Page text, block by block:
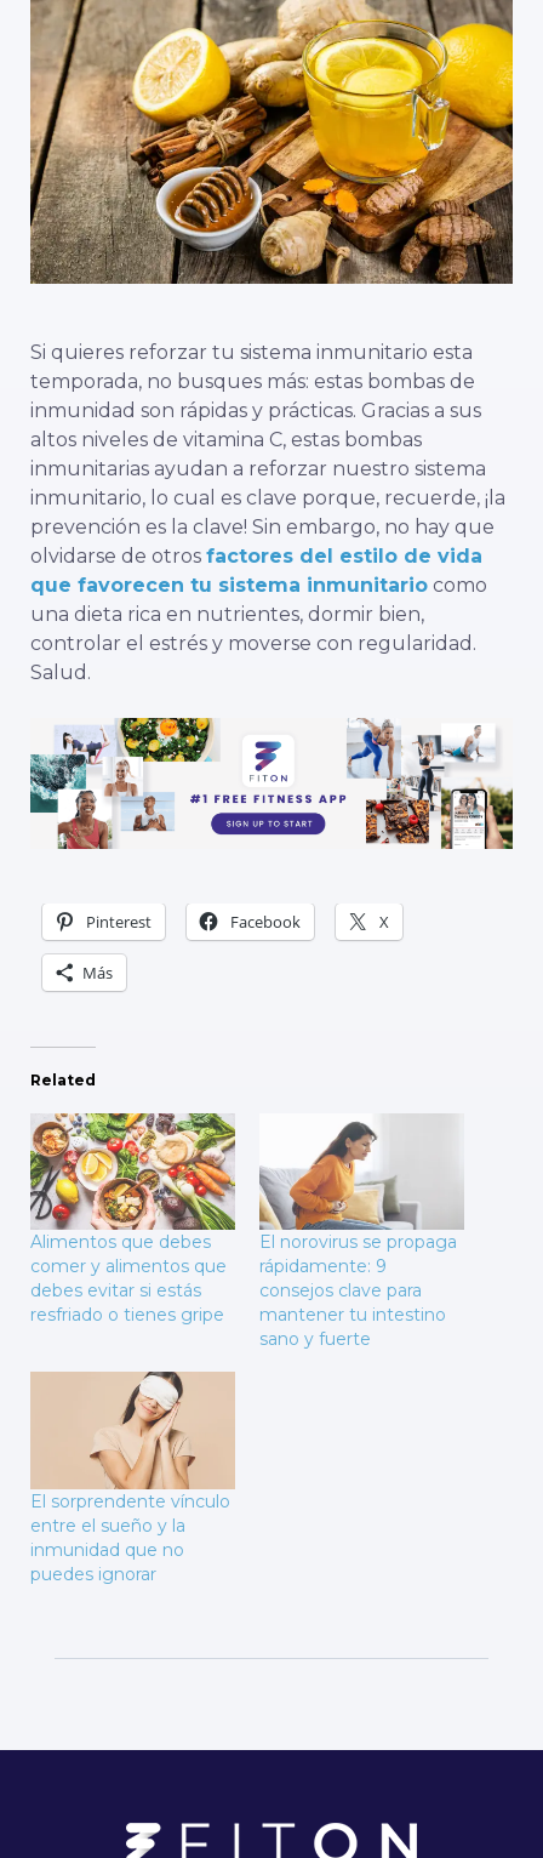
Si quieres reforzar tu sistema inmunitario esta
temporada, no busques más: estas bombas de
inmunidad son rápidas y prácticas. Gracias a sus
altos niveles de vitamina C, estas bombas
inmunitarias ayudan a reforzar nuestro sistema
inmunitario, lo cual es clave porque, recuerde, ¡la
prevención es la clave! Sin embargo, no hay que
olvidarse de otros factores del estilo de vida
que favorecen tu sistema inmunitario como
una dieta rica en nutrientes, dormir bien,
controlar el estrés y moverse con regularidad.
Salud.
Pinterest Facebook X
Más
Related
Alimentos que debes
comer y alimentos que
debes evitar si estás
resfriado o tienes gripe
El norovirus se propaga
rápidamente: 9
consejos clave para
mantener tu intestino
sano y fuerte
El sorprendente vínculo
entre el sueño y la
inmunidad que no
puedes ignorar